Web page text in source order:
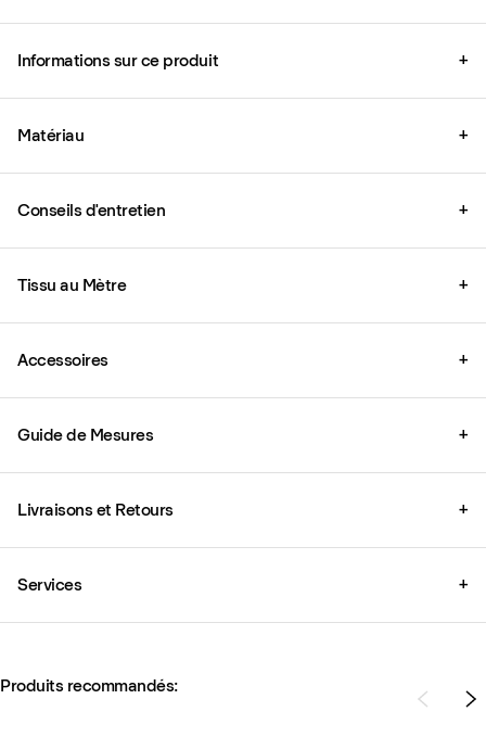
Informations sur ce produit +
Matériau +
Conseils d'entretien +
Tissu au Mètre +
Accessoires +
Guide de Mesures +
Livraisons et Retours +
Services +
Produits recommandés: